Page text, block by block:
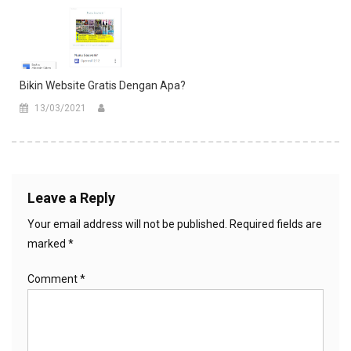
Bikin Website Gratis Dengan Apa?
13/03/2021
Leave a Reply
Your email address will not be published.
Required fields are
marked *
Comment*